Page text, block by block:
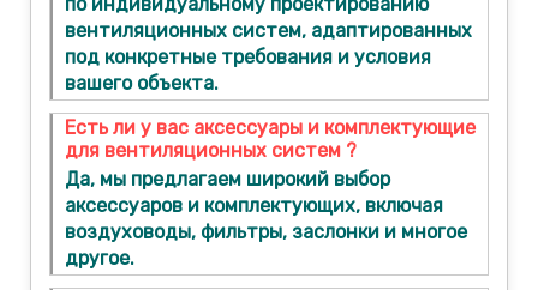
вентиляционных систем, адаптированных
под конкретные требования и условия
вашего объекта.
Есть ли у вас аксессуары и комплектующие
для вентиляционных систем ?
Да, мы предлагаем широкий выбор
аксессуаров и комплектующих, включая
воздуховоды, фильтры, заслонки и многое
другое.